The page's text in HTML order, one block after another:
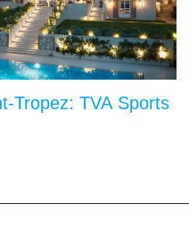
Tropez: TVA Sports